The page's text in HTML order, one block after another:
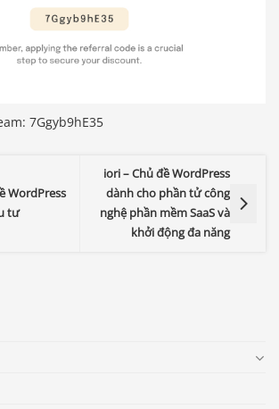
7Ggyb9hE35
WordPress
tư
iori – Chủ đề WordPress
dành cho phần tử công
nghệ phần mềm SaaS và
khởi động đa năng